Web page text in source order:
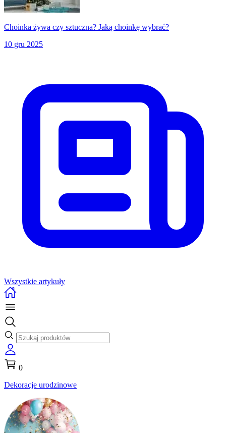
Choinka żywa czy sztuczna? Jaką choinkę wybrać?
10 gru 2025
Wszystkie artykuły
0
Dekoracje urodzinowe